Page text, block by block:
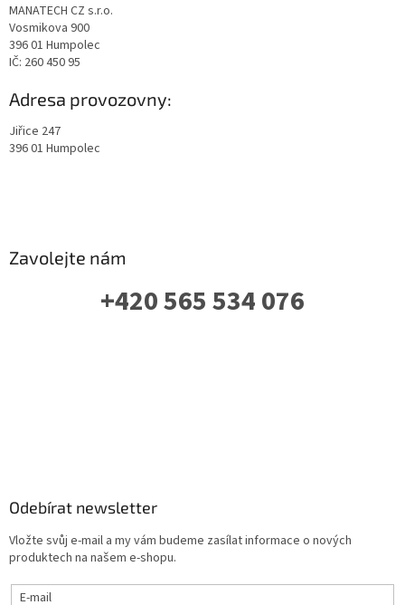
MANATECH CZ s.r.o.
Vosmikova 900
396 01 Humpolec
IČ: 260 450 95
Adresa provozovny:
Jiřice 247
396 01 Humpolec
Zavolejte nám
+420 565 534 076
Odebírat newsletter
Vložte svůj e-mail a my vám budeme zasílat informace o nových
produktech na našem e-shopu.
E-mail